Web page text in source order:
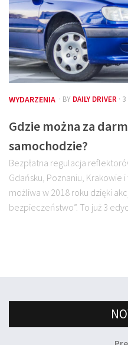
WYDARZENIA · BY DAILY DRIVER ·
Gdzie można za
samochodzie?
Bezpłatna regulacja
Gdańsku, Poznaniu, Krakowie
możliwa w 2018 roku dzięki
bezpieczeństwo”. To już 3